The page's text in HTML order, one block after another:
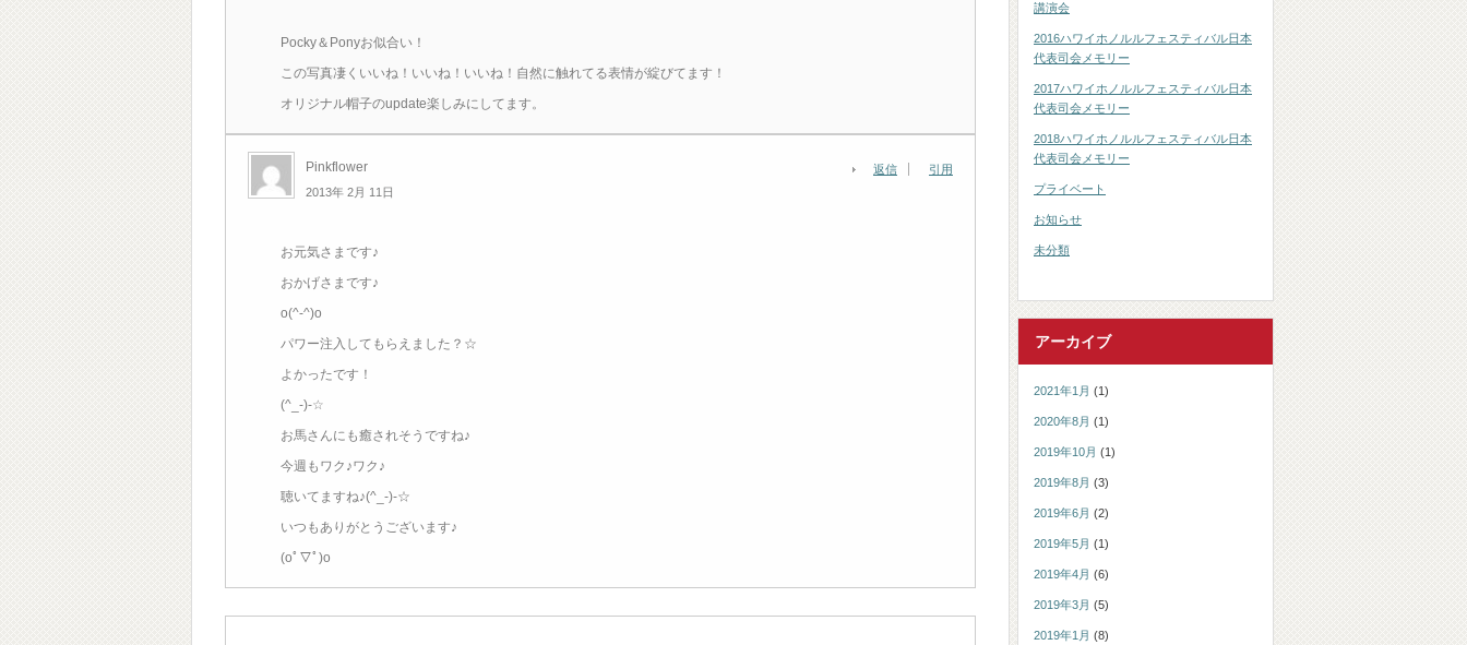
Pocky＆Ponyお似合い！
この写真凄くいいね！いいね！いいね！自然に触れてる表情が綻びてます！
オリジナル帽子のupdate楽しみにしてます。
Pinkflower
2013年 2月 11日
返信 引用
お元気さまです♪
おかげさまです♪
o(^-^)o
パワー注入してもらえました？☆
よかったです！
(^_-)-☆
お馬さんにも癒されそうですね♪
今週もワク♪ワク♪
聴いてますね♪(^_-)-☆
いつもありがとうございます♪
(oﾟ▽ﾟ)o
講演会
2016ハワイホノルルフェスティバル日本
代表司会メモリー
2017ハワイホノルルフェスティバル日本
代表司会メモリー
2018ハワイホノルルフェスティバル日本
代表司会メモリー
プライベート
お知らせ
未分類
アーカイブ
2021年1月 (1)
2020年8月 (1)
2019年10月 (1)
2019年8月 (3)
2019年6月 (2)
2019年5月 (1)
2019年4月 (6)
2019年3月 (5)
2019年1月 (8)